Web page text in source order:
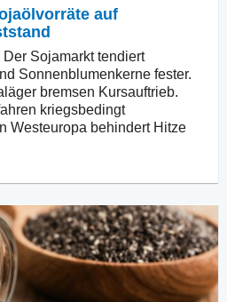
auf
Sojamarkt tendiert
Sonnenblumenkerne fester.
bremsen Kursauftrieb.
kriegsbedingt
Westeuropa behindert Hitze